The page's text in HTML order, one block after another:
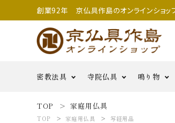
創業92年 京仏具作島のオンラインショッ
密教法具 寺院仏具 鳴り物
TOP 家庭用仏具
TOP 家庭用仏具 写経用品